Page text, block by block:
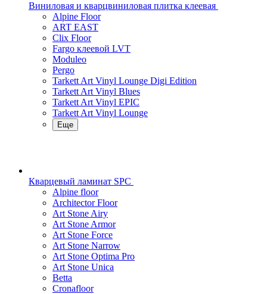
Виниловая и кварцвиниловая плитка клеевая
Alpine Floor
ART EAST
Clix Floor
Fargo клеевой LVT
Moduleo
Pergo
Tarkett Art Vinyl Lounge Digi Edition
Tarkett Art Vinyl Blues
Tarkett Art Vinyl EPIC
Tarkett Art Vinyl Lounge
Еще
Кварцевый ламинат SPC
Alpine floor
Architector Floor
Art Stone Airy
Art Stone Armor
Art Stone Force
Art Stone Narrow
Art Stone Optima Pro
Art Stone Unica
Betta
Cronafloor